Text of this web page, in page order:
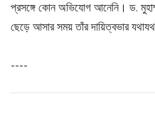
প্রসঙ্গে কোন অভিযোগ আনেনি। ড.
ছেড়ে আসার সময় তাঁর দায়িত্বভার
----